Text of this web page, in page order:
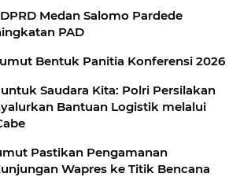
Medan Salomo Pardede
PAD
Bentuk Panitia Konferensi 2026
Saudara Kita: Polri Persilakan
Bantuan Logistik melalui
Pastikan Pengamanan
Wapres ke Titik Bencana